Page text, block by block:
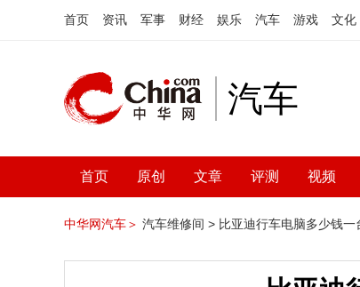
首页 资讯 军事 财经 娱乐 汽车 游戏 文化
汽车
首页 原创 文章 评测 视频
中华网汽车＞ 汽车维修间 > 比亚迪行车电脑多少钱一